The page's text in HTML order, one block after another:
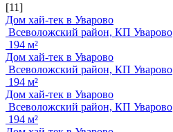
[11]
Дом хай-тек в Уварово
Всеволожский район, КП Уварово
194 м²
Дом хай-тек в Уварово
Всеволожский район, КП Уварово
194 м²
Дом хай-тек в Уварово
Всеволожский район, КП Уварово
194 м²